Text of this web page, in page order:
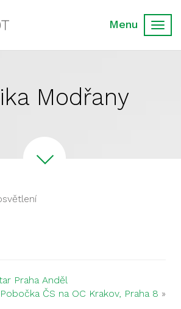
Modřany
Praha Anděl
Pobočka ČS na OC Krakov, Praha 8 »